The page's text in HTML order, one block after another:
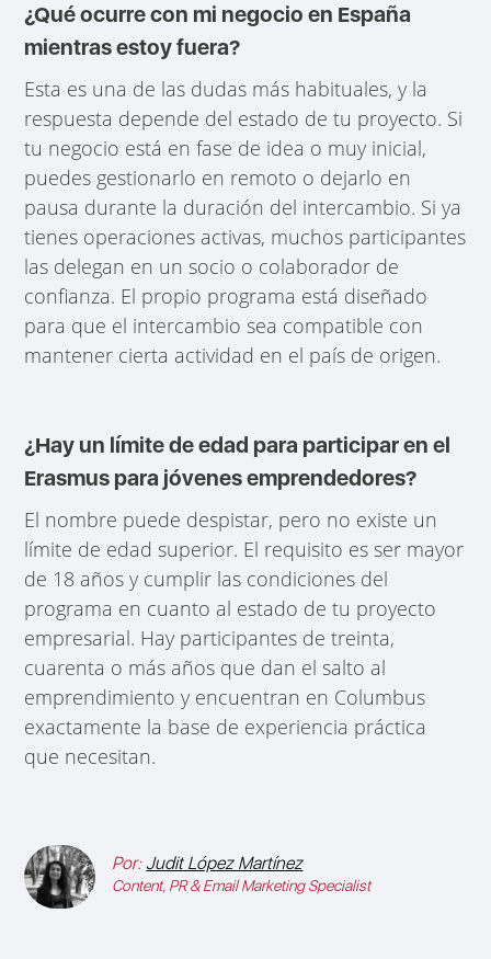
¿Qué ocurre con mi negocio en España
mientras estoy fuera?
Esta es una de las dudas más habituales, y la
respuesta depende del estado de tu proyecto. Si
tu negocio está en fase de idea o muy inicial,
puedes gestionarlo en remoto o dejarlo en
pausa durante la duración del intercambio. Si ya
tienes operaciones activas, muchos participantes
las delegan en un socio o colaborador de
confianza. El propio programa está diseñado
para que el intercambio sea compatible con
mantener cierta actividad en el país de origen.
¿Hay un límite de edad para participar en el
Erasmus para jóvenes emprendedores?
El nombre puede despistar, pero no existe un
límite de edad superior. El requisito es ser mayor
de 18 años y cumplir las condiciones del
programa en cuanto al estado de tu proyecto
empresarial. Hay participantes de treinta,
cuarenta o más años que dan el salto al
emprendimiento y encuentran en Columbus
exactamente la base de experiencia práctica
que necesitan.
Por: Judit López Martínez
Content, PR & Email Marketing Specialist